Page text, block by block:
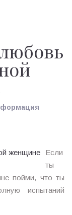
Если
ты
пойми, что ты
испытаний